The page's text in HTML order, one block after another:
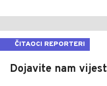
ČITAOCI REPORTERI
Dojavite nam vijest